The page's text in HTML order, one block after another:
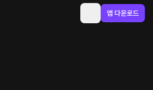
앱 다운로드